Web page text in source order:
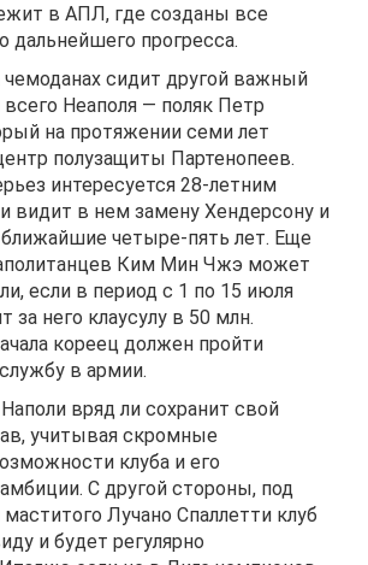
в АПЛ, где созданы все
дальнейшего прогресса.
чемоданах сидит другой важный
Неаполя — поляк Петр
на протяжении семи лет
полузащиты Партенопеев.
интересуется 28-летним
видит в нем замену Хендерсону и
ближайшие четыре-пять лет. Еще
Ким Мин Чжэ может
если в период с 1 по 15 июля
за него клаусулу в 50 млн.
кореец должен пройти
в армии.
вряд ли сохранит свой
учитывая скромные
клуба и его
С другой стороны, под
Лучано Спаллетти клуб
и будет регулярно